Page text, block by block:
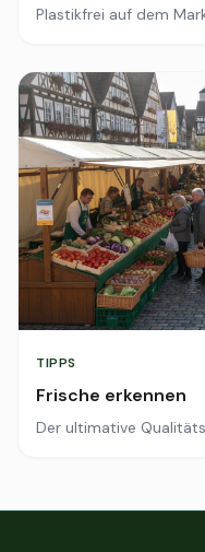
Plastikfrei auf dem
TIPPS
Frische erkennen
Der ultimative